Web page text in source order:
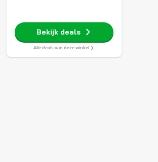
Bekijk deals
Alle deals van deze winkel